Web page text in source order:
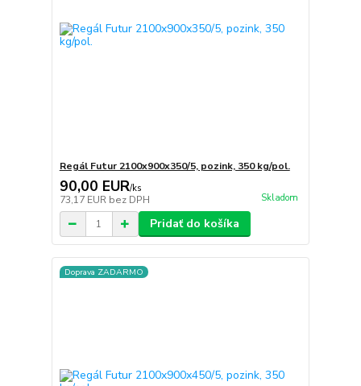
Regál Futur 2100x900x350/5, pozink, 350 kg/pol.
90,00 EUR/ks
73,17 EUR bez DPH Skladom
Pridať do košíka
Doprava ZADARMO